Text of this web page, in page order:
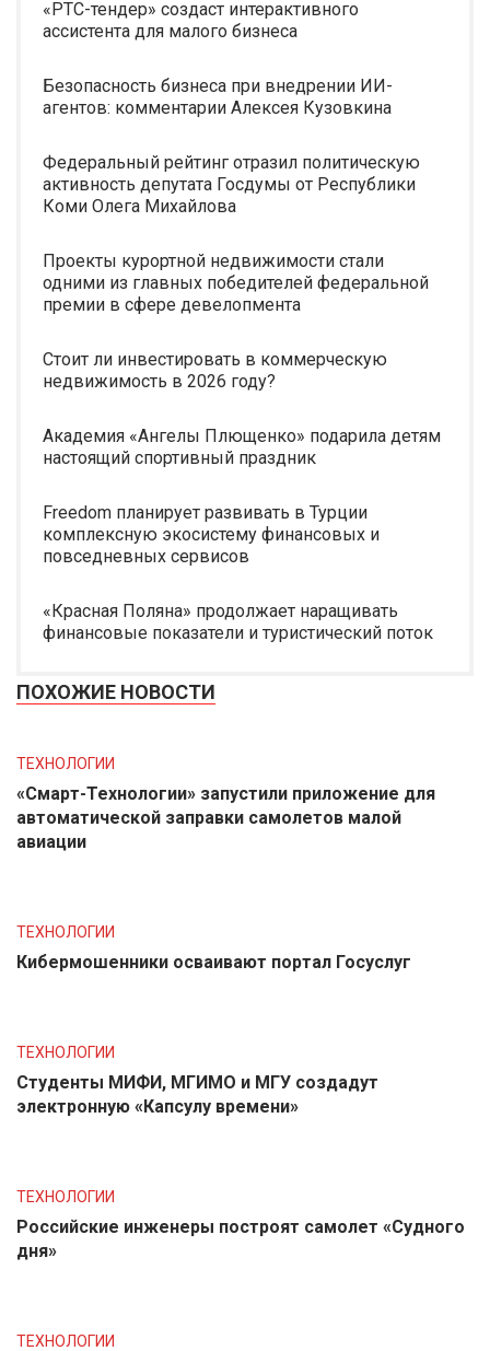
«РТС-тендер» создаст интерактивного
ассистента для малого бизнеса
Безопасность бизнеса при внедрении ИИ-
агентов: комментарии Алексея Кузовкина
Федеральный рейтинг отразил политическую
активность депутата Госдумы от Республики
Коми Олега Михайлова
Проекты курортной недвижимости стали
одними из главных победителей федеральной
премии в сфере девелопмента
Стоит ли инвестировать в коммерческую
недвижимость в 2026 году?
Академия «Ангелы Плющенко» подарила детям
настоящий спортивный праздник
Freedom планирует развивать в Турции
комплексную экосистему финансовых и
повседневных сервисов
«Красная Поляна» продолжает наращивать
финансовые показатели и туристический поток
ПОХОЖИЕ НОВОСТИ
ТЕХНОЛОГИИ
«Смарт-Технологии» запустили приложение для
автоматической заправки самолетов малой
авиации
ТЕХНОЛОГИИ
Кибермошенники осваивают портал Госуслуг
ТЕХНОЛОГИИ
Студенты МИФИ, МГИМО и МГУ создадут
электронную «Капсулу времени»
ТЕХНОЛОГИИ
Российские инженеры построят самолет «Судного
дня»
ТЕХНОЛОГИИ